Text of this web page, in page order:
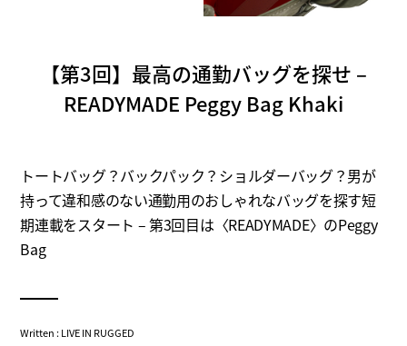
【第3回】最高の通勤バッグを探せ –
READYMADE Peggy Bag Khaki
トートバッグ？バックパック？ショルダーバッグ？男が
持って違和感のない通勤用のおしゃれなバッグを探す短
期連載をスタート – 第3回目は〈READYMADE〉のPeggy
Bag
Written : LIVE IN RUGGED